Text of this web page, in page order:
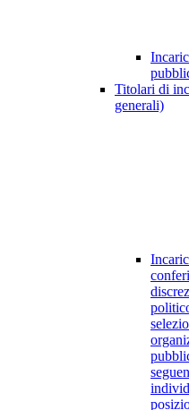
Titolari di
generali)